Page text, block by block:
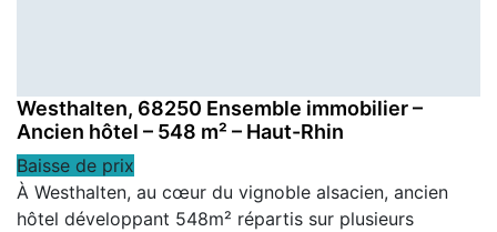
Westhalten, 68250 Ensemble immobilier –
Ancien hôtel – 548 m² – Haut-Rhin
Baisse de prix
À Westhalten, au cœur du vignoble alsacien, ancien
hôtel développant 548m² répartis sur plusieurs